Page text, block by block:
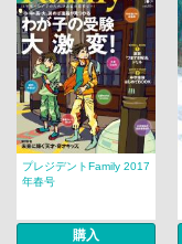
プレジデントFamily 2017
年春号
購入